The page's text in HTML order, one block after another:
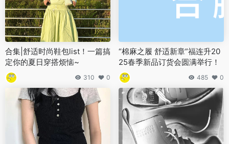
合集|舒适时尚鞋包list！一篇搞
定你的夏日穿搭烦恼~
310 0
“棉麻之履 舒适新章”福连升20
25春季新品订货会圆满举行！
485 0